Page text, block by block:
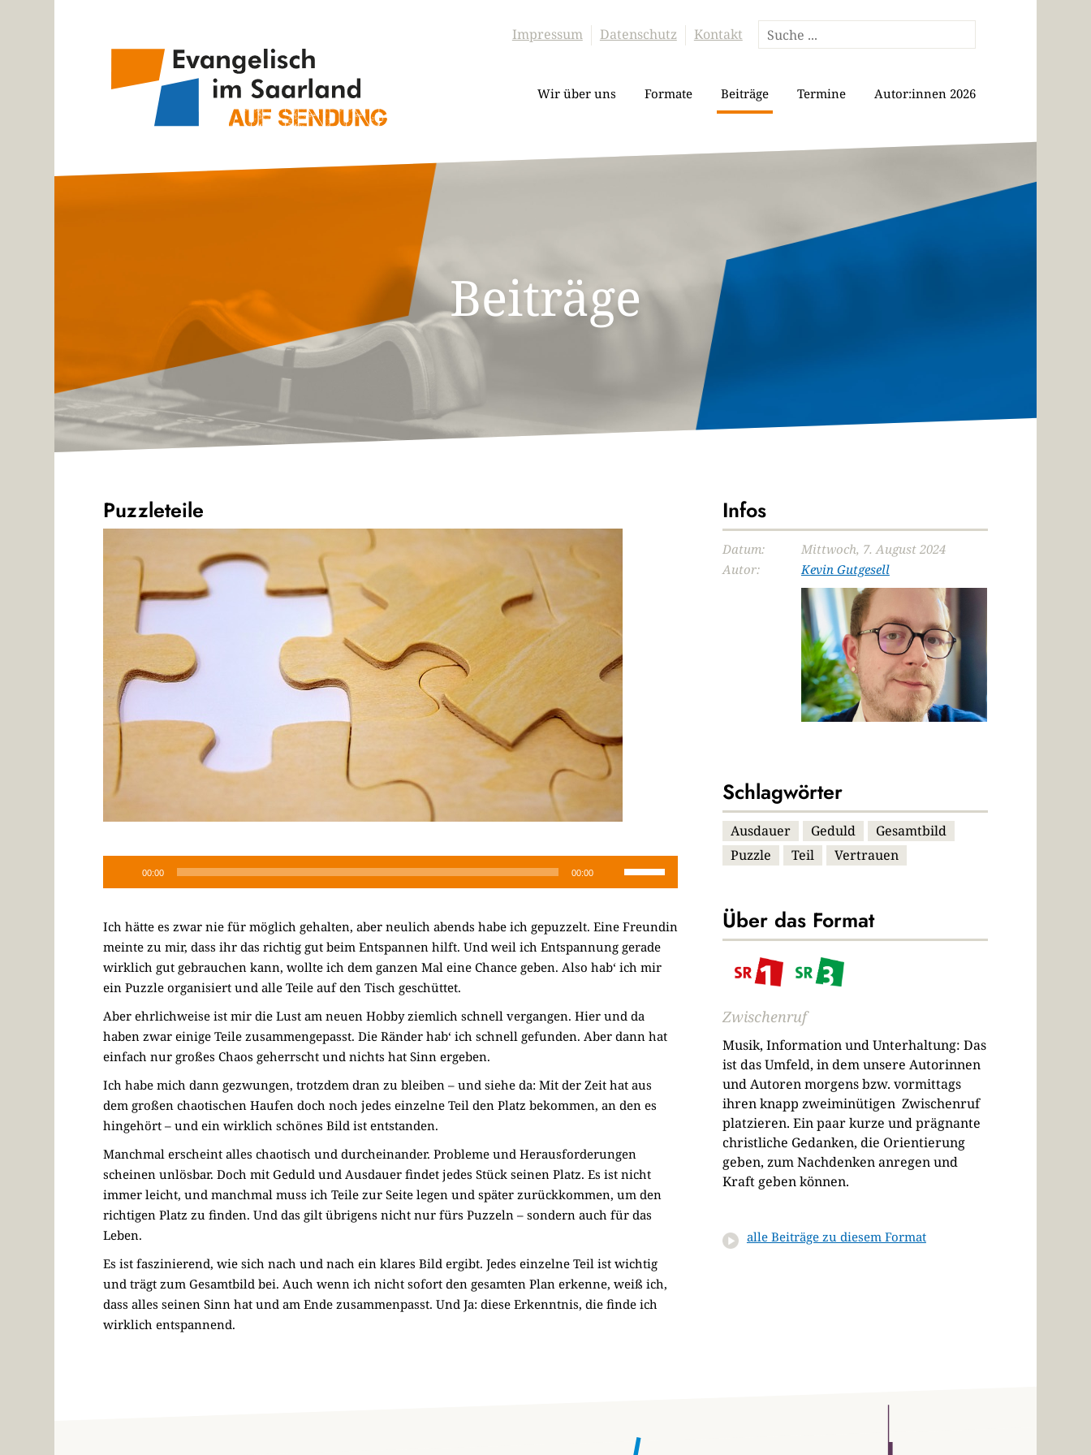
Impressum Datenschutz Kontakt
Wir über uns Formate Beiträge Termine Autor:innen 2026
Beiträge
Puzzleteile
00:00 00:00
Hoch/Runter
um
die
Lautstärke
Ich hätte es zwar nie für möglich gehalten, aber neulich abends habe ich gepuzzelt. Eine Freundin
meinte zu mir, dass ihr das richtig gut beim Entspannen hilft. Und weil ich Entspannung gerade
wirklich gut gebrauchen kann, wollte ich dem ganzen Mal eine Chance geben. Also hab‘ ich mir
ein Puzzle organisiert und alle Teile auf den Tisch geschüttet.
Aber ehrlichweise ist mir die Lust am neuen Hobby ziemlich schnell vergangen. Hier und da
haben zwar einige Teile zusammengepasst. Die Ränder hab‘ ich schnell gefunden. Aber dann hat
einfach nur großes Chaos geherrscht und nichts hat Sinn ergeben.
Ich habe mich dann gezwungen, trotzdem dran zu bleiben – und siehe da: Mit der Zeit hat aus
dem großen chaotischen Haufen doch noch jedes einzelne Teil den Platz bekommen, an den es
hingehört – und ein wirklich schönes Bild ist entstanden.
Manchmal erscheint alles chaotisch und durcheinander. Probleme und Herausforderungen
scheinen unlösbar. Doch mit Geduld und Ausdauer findet jedes Stück seinen Platz. Es ist nicht
immer leicht, und manchmal muss ich Teile zur Seite legen und später zurückkommen, um den
richtigen Platz zu finden. Und das gilt übrigens nicht nur fürs Puzzeln – sondern auch für das
Leben.
Es ist faszinierend, wie sich nach und nach ein klares Bild ergibt. Jedes einzelne Teil ist wichtig
und trägt zum Gesamtbild bei. Auch wenn ich nicht sofort den gesamten Plan erkenne, weiß ich,
dass alles seinen Sinn hat und am Ende zusammenpasst. Und Ja: diese Erkenntnis, die finde ich
wirklich entspannend.
Infos
Datum:
Mittwoch, 7. August 2024
Autor:
Kevin Gutgesell
Schlagwörter
Ausdauer Geduld
Gesamtbild
Puzzle
Teil Vertrauen
Über das Format
Zwischenruf
Musik, Information und Unterhaltung: Das
ist das Umfeld, in dem unsere Autorinnen
und Autoren morgens bzw. vormittags
ihren knapp zweiminütigen Zwischenruf
platzieren. Ein paar kurze und prägnante
christliche Gedanken, die Orientierung
geben, zum Nachdenken anregen und
Kraft geben können.
alle Beiträge zu diesem Format